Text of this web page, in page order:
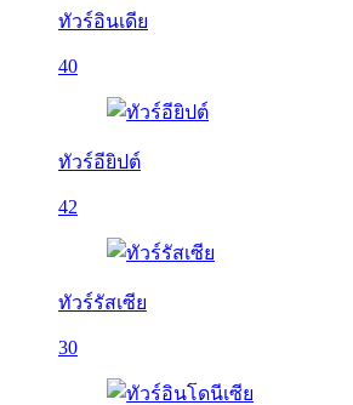
ทัวร์อินเดีย
40
ทัวร์อียิปต์
42
ทัวร์รัสเซีย
30